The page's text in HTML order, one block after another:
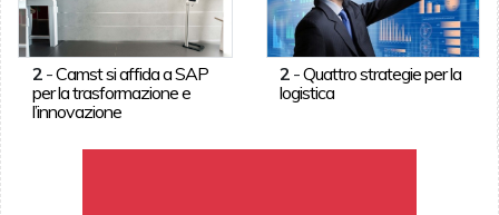
2-Camst si affida a SAP
per la trasformazione e
l’innovazione
2 -Quattro strategie per la
logistica